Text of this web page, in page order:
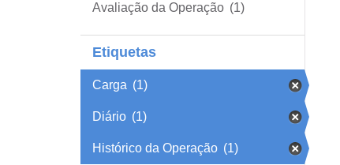
Avaliação da Operação (1)
Etiquetas
Carga (1)
Diário (1)
Histórico da Operação (1)